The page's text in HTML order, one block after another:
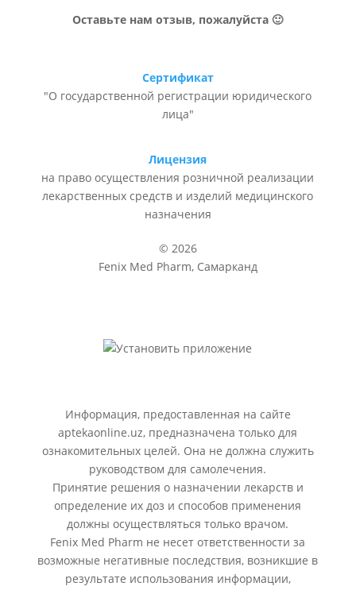
Оставьте нам отзыв, пожалуйста 🙂
Сертификат
"О государственной регистрации юридического
лица"
Лицензия
на право осуществления розничной реализации
лекарственных средств и изделий медицинского
назначения
© 2026
Fenix Med Pharm, Самарканд
Информация, предоставленная на сайте
aptekaonline.uz, предназначена только для
ознакомительных целей. Она не должна служить
руководством для самолечения.
Принятие решения о назначении лекарств и
определение их доз и способов применения
должны осуществляться только врачом.
Fenix Med Pharm не несет ответственности за
возможные негативные последствия, возникшие в
результате использования информации,